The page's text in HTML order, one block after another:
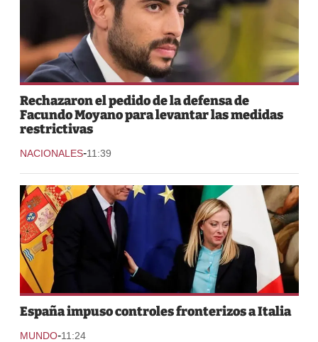
Rechazaron el pedido de la defensa de
Facundo Moyano para levantar las medidas
restrictivas
NACIONALES-11:39
España impuso controles fronterizos a Italia
MUNDO-11:24